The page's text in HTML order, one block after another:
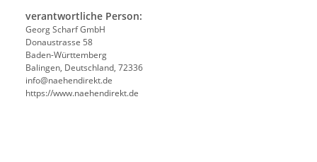
verantwortliche Person:
Georg Scharf GmbH
Donaustrasse 58
Baden-Württemberg
Balingen, Deutschland, 72336
info@naehendirekt.de
https://www.naehendirekt.de